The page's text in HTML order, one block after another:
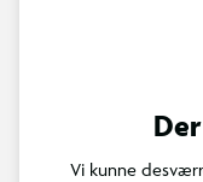
Vi kunne